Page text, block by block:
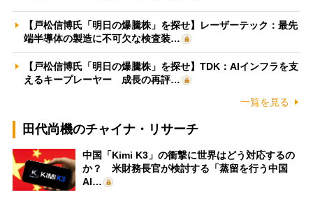
【戸松信博氏「明日の爆騰株」を探せ】レーザーテック：最先
端半導体の製造に不可欠な検査装…
【戸松信博氏「明日の爆騰株」を探せ】TDK：AIインフラを支
えるキープレーヤー 成長の再評…
一覧を見る
田代尚機のチャイナ・リサーチ
中国「Kimi K3」の衝撃に世界はどう対応するの
か？ 米財務長官が検討する「蒸留を行う中国
AI…